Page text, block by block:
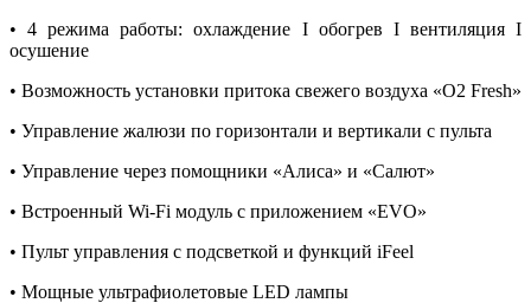
• 4 режима работы: охлаждение I обогрев I вентиляция I
осушение
• Возможность установки притока свежего воздуха «O2 Fresh»
• Управление жалюзи по горизонтали и вертикали с пульта
• Управление через помощники «Алиса» и «Салют»
• Встроенный Wi-Fi модуль с приложением «EVO»
• Пульт управления с подсветкой и функций iFeel
• Мощные ультрафиолетовые LED лампы